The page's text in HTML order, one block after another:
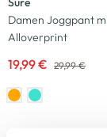
Damen Joggpant
Alloverprint
19,99 € 29,99 €